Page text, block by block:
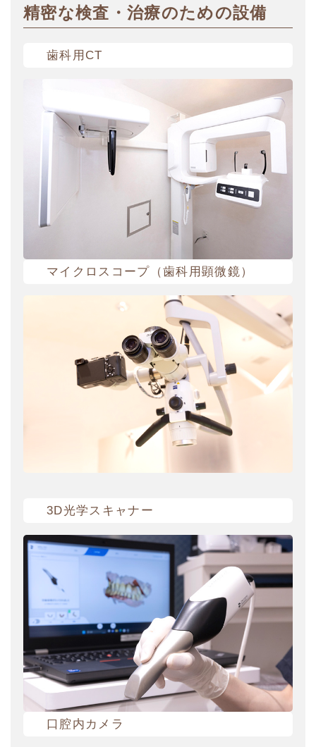
精密な検査・治療のための設備
歯科用CT
マイクロスコープ（歯科用顕微鏡）
3D光学スキャナー
口腔内カメラ